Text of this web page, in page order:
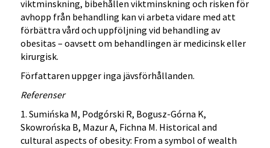
viktminskning, bibehållen viktminskning och risken för
avhopp från behandling kan vi arbeta vidare med att
förbättra vård och uppföljning vid behandling av
obesitas – oavsett om behandlingen är medicinsk eller
kirurgisk.
Författaren uppger inga jävsförhållanden.
Referenser
1. Sumińska M, Podgórski R, Bogusz-Górna K,
Skowrońska B, Mazur A, Fichna M. Historical and
cultural aspects of obesity: From a symbol of wealth